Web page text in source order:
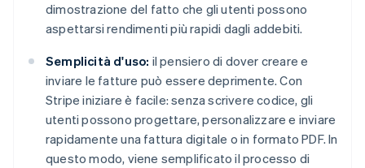
dimostrazione del fatto che gli utenti possono
aspettarsi rendimenti più rapidi dagli addebiti.
Semplicità d'uso: il pensiero di dover creare e
inviare le fatture può essere deprimente. Con
Stripe iniziare è facile: senza scrivere codice, gli
utenti possono progettare, personalizzare e inviare
rapidamente una fattura digitale o in formato PDF. In
questo modo, viene semplificato il processo di